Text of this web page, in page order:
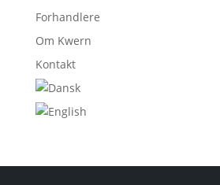
Forhandlere
Om Kwern
Kontakt